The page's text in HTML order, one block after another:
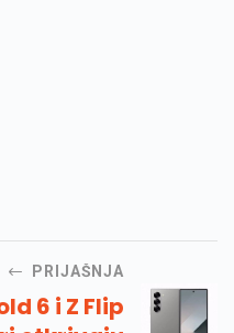
PRIJAŠNJA
6 i Z Flip